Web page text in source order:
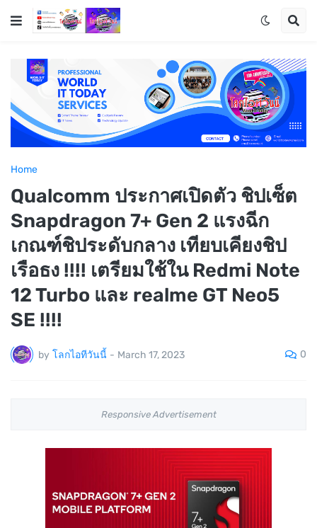
Home
Qualcomm ประกาศเปิดตัว ชิปเซ็ต
Snapdragon 7+ Gen 2 แรงฉีก
เกณฑ์ชิประดับกลาง เทียบเคียงชิป
เรือธง !!!! เตรียมใช้ใน Redmi Note
12 Turbo และ realme GT Neo5
SE !!!!
by โลกไอทีวันนี้ - March 17, 2023 0
Responsive Advertisement